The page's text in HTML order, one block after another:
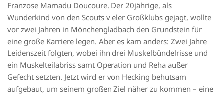
Franzose Mamadu Doucoure. Der 20jährige, als
Wunderkind von den Scouts vieler Großklubs gejagt, wollte
vor zwei Jahren in Mönchengladbach den Grundstein für
eine große Karriere legen. Aber es kam anders: Zwei Jahre
Leidenszeit folgten, wobei ihn drei Muskelbündelrisse und
ein Muskelteilabriss samt Operation und Reha außer
Gefecht setzten. Jetzt wird er von Hecking behutsam
aufgebaut, um seinem großen Ziel näher zu kommen – eine